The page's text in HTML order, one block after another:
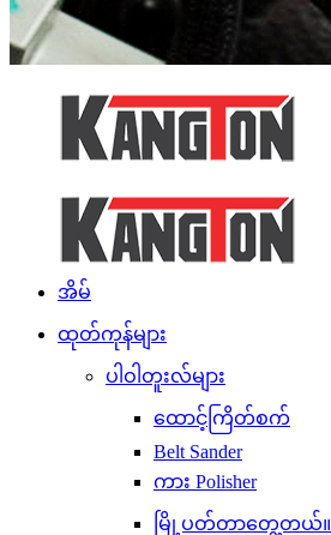
အိမ်
ထုတ်ကုန်များ
ပါဝါတူးလ်များ
ထောင့်ကြိတ်စက်
Belt Sander
ကား Polisher
မြို့ပတ်တာတွေ့တယ်။